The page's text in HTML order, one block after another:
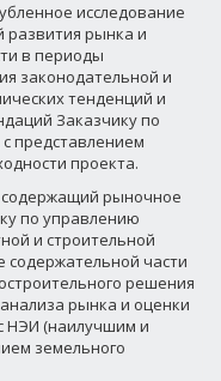
исследование
развития рынка и
в периоды
законодательной и
тенденций и
Заказчику по
представлением
проекта.
содержащий рыночное
по управлению
и строительной
содержательной части
решения
рынка и оценки
НЭИ (наилучшим и
земельного